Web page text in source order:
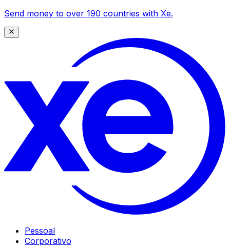
Send money to over 190 countries with Xe.
Pessoal
Corporativo